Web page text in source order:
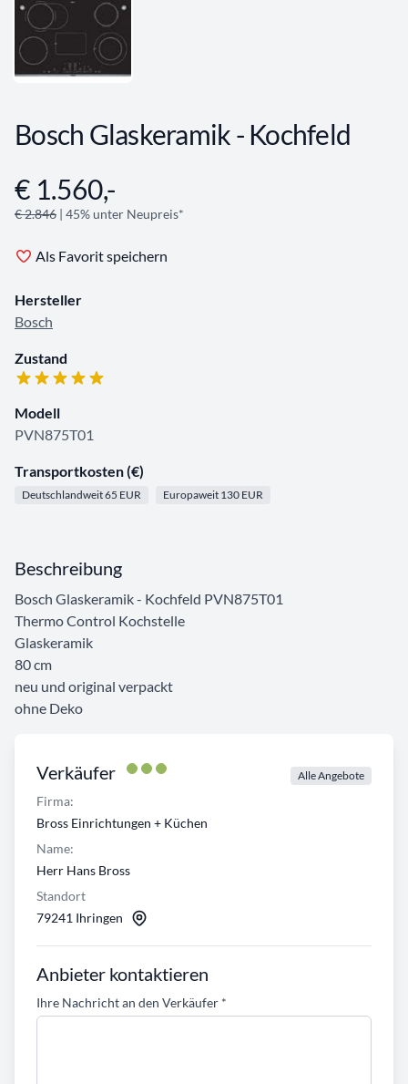
Bosch Glaskeramik - Kochfeld
Angebotsinformationen
€ 1.560,-
€ 2.846 | 45% unter Neupreis*
Als Favorit speichern
Hersteller
Bosch
Zustand
Modell
PVN875T01
Transportkosten (€)
Deutschlandweit 65 EUR Europaweit 130 EUR
Verkäufer Alle Angebote
Firma:
Bross Einrichtungen + Küchen
Name:
Herr Hans Bross
Standort
79241 Ihringen
Anbieter kontaktieren
Ihre Nachricht an den Verkäufer *
Beschreibung
Bosch Glaskeramik - Kochfeld PVN875T01
Thermo Control Kochstelle
Glaskeramik
80 cm
neu und original verpackt
ohne Deko